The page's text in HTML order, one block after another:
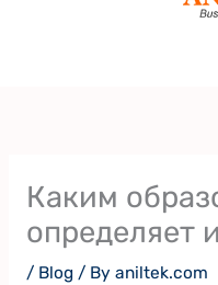
Каким
определяет
/ Blog/ By aniltek.com